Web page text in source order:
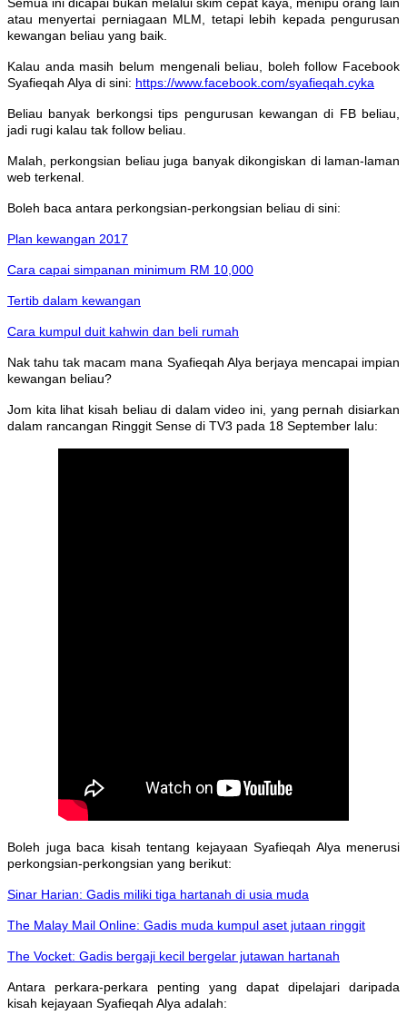
atau menyertai perniagaan MLM, tetapi lebih kepada pengurusan
kewangan beliau yang baik.
Kalau anda masih belum mengenali beliau, boleh follow Facebook
Syafieqah Alya di sini: https://www.facebook.com/syafieqah.cyka
Beliau banyak berkongsi tips pengurusan kewangan di FB beliau,
jadi rugi kalau tak follow beliau.
Malah, perkongsian beliau juga banyak dikongiskan di laman-laman
web terkenal.
Boleh baca antara perkongsian-perkongsian beliau di sini:
Plan kewangan 2017
Cara capai simpanan minimum RM 10,000
Tertib dalam kewangan
Cara kumpul duit kahwin dan beli rumah
Nak tahu tak macam mana Syafieqah Alya berjaya mencapai impian
kewangan beliau?
Jom kita lihat kisah beliau di dalam video ini, yang pernah disiarkan
dalam rancangan Ringgit Sense di TV3 pada 18 September lalu:
Boleh juga baca kisah tentang kejayaan Syafieqah Alya menerusi
perkongsian-perkongsian yang berikut:
Sinar Harian: Gadis miliki tiga hartanah di usia muda
The Malay Mail Online: Gadis muda kumpul aset jutaan ringgit
The Vocket: Gadis bergaji kecil bergelar jutawan hartanah
Antara perkara-perkara penting yang dapat dipelajari daripada
kisah kejayaan Syafieqah Alya adalah: